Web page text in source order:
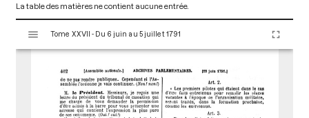
La table des matières ne contient aucune entrée.
s
Tome XXVII - Du 6 juin au 5 juillet 1791